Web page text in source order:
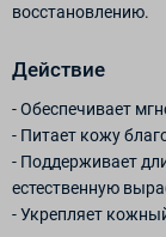
восстановлению.
Действие
- Обеспечивает
- Питает кожу
- Поддерживает
естественную
- Укрепляет